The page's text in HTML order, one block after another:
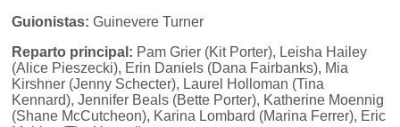
Guionistas: Guinevere Turner
Reparto principal: Pam Grier (Kit Porter), Leisha Hailey
(Alice Pieszecki), Erin Daniels (Dana Fairbanks), Mia
Kirshner (Jenny Schecter), Laurel Holloman (Tina
Kennard), Jennifer Beals (Bette Porter), Katherine Moennig
(Shane McCutcheon), Karina Lombard (Marina Ferrer), Eric